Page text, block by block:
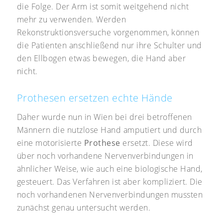
die Folge. Der Arm ist somit weitgehend nicht
mehr zu verwenden. Werden
Rekonstruktionsversuche vorgenommen, können
die Patienten anschließend nur ihre Schulter und
den Ellbogen etwas bewegen, die Hand aber
nicht.
Prothesen ersetzen echte Hände
Daher wurde nun in Wien bei drei betroffenen
Männern die nutzlose Hand amputiert und durch
eine motorisierte Prothese ersetzt. Diese wird
über noch vorhandene Nervenverbindungen in
ähnlicher Weise, wie auch eine biologische Hand,
gesteuert. Das Verfahren ist aber kompliziert. Die
noch vorhandenen Nervenverbindungen mussten
zunächst genau untersucht werden.